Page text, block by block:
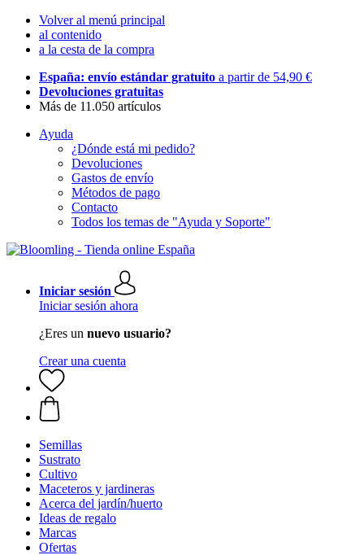
Volver al menú principal
al contenido
a la cesta de la compra
España: envío estándar gratuito a partir de 54,90 €
Devoluciones gratuitas
Más de 11.050 artículos
Ayuda
¿Dónde está mi pedido?
Devoluciones
Gastos de envío
Métodos de pago
Contacto
Todos los temas de "Ayuda y Soporte"
Iniciar sesión
Iniciar sesión ahora
¿Eres un nuevo usuario?
Crear una cuenta
Semillas
Sustrato
Cultivo
Maceteros y jardineras
Acerca del jardín/huerto
Ideas de regalo
Marcas
Ofertas